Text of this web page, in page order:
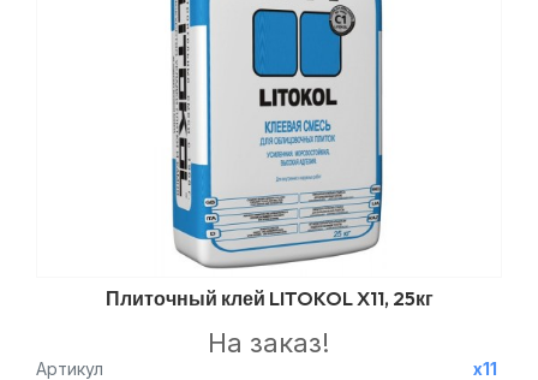
Плиточный клей LITOKOL X11, 25кг
Артикул x11
На заказ!